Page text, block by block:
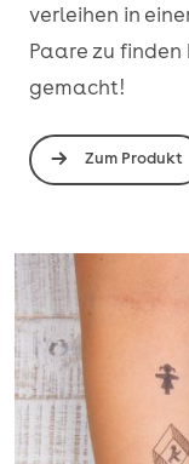
verleihen in
Paare zu finden
gemacht!
Zum Produkt